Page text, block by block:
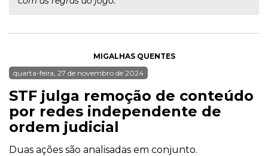
MIGALHAS QUENTES
quarta-feira, 27 de novembro de 2024
STF julga remoção de conteúdo
por redes independente de
ordem judicial
Duas ações são analisadas em conjunto.